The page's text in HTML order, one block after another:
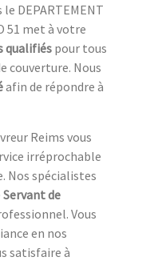
DEPARTEMENT
51 met à votre
qualifiés pour tous
couverture. Nous
afin de répondre à
Reims vous
irréprochable
Nos spécialistes
Servant de
Vous
en nos
satisfaire à